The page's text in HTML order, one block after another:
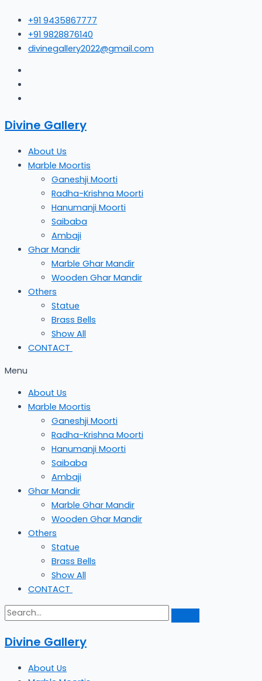
content
+91 9435867777
+91 9828876140
divinegallery2022@gmail.com
Divine Gallery
About Us
Marble Moortis
Ganeshji Moorti
Radha-Krishna Moorti
Hanumanji Moorti
Saibaba
Ambaji
Ghar Mandir
Marble Ghar Mandir
Wooden Ghar Mandir
Others
Statue
Brass Bells
Show All
CONTACT
Menu
About Us
Marble Moortis
Ganeshji Moorti
Radha-Krishna Moorti
Hanumanji Moorti
Saibaba
Ambaji
Ghar Mandir
Marble Ghar Mandir
Wooden Ghar Mandir
Others
Statue
Brass Bells
Show All
CONTACT
Divine Gallery
About Us